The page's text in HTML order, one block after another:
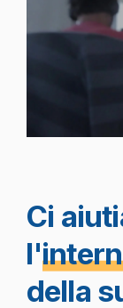
Ci
l'
della